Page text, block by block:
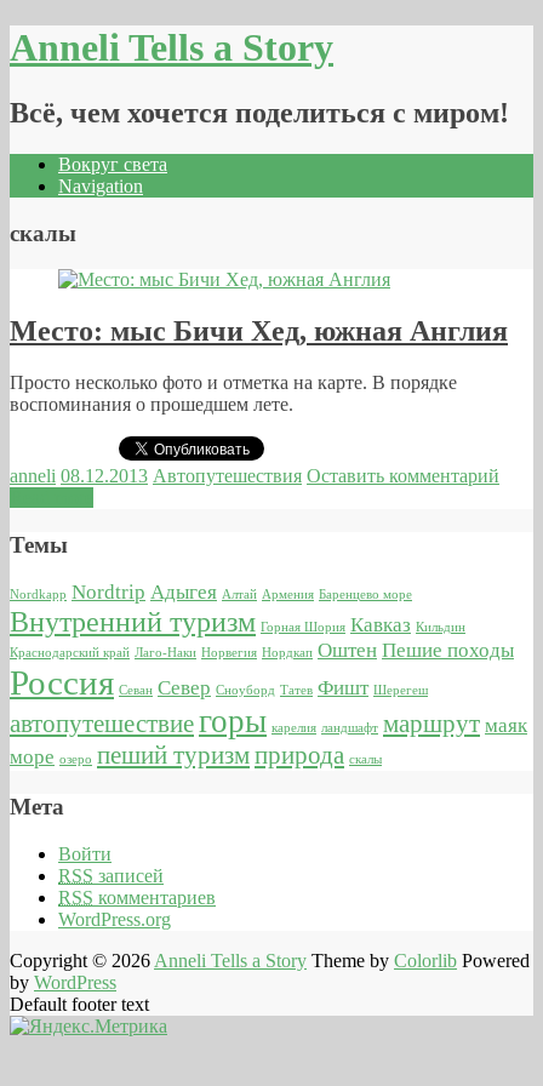
Anneli Tells a Story
Всё, чем хочется поделиться с миром!
Вокруг света
Navigation
скалы
Место: мыс Бичи Хед, южная Англия
Просто несколько фото и отметка на карте. В порядке
воспоминания о прошедшем лете.
anneli 08.12.2013 Автопутешествия Оставить комментарий
Темы
Nordkapp Nordtrip Адыгея Алтай Армения Баренцево море
Внутренний туризм Горная Шория Кавказ Кильдин
Краснодарский край Лаго-Наки Норвегия Нордкап Оштен Пешие походы
Россия Севан Север Сноуборд Татев Фишт Шерегеш
автопутешествиегоры карелия ландшафт маршрут маяк
море озеро пеший туризмприрода скалы
Мета
Войти
RSS записей
RSS комментариев
WordPress.org
Copyright © 2026 Anneli Tells a Story Theme by Colorlib Powered
by WordPress
Default footer text